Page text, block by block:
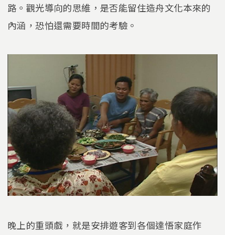
路。觀光導向的思維，是否能留住造舟文化本來的
內涵，恐怕還需要時間的考驗。
晚上的重頭戲，就是安排遊客到各個達悟家庭作